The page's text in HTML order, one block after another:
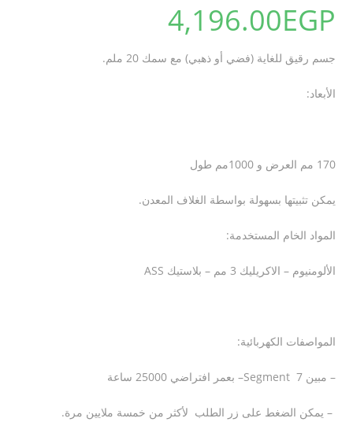
4,196.00EGP
جسم رقيق للغاية (فضي أو ذهبي) مع سمك 20 ملم .
الأبعاد:
170 مم العرض و 1000مم طول
يمكن تثبيتها بسهولة بواسطة الغلاف المعدن.
المواد الخام المستخدمة:
الألومنيوم – الاكريليك 3 مم – بلاستيك ASS
المواصفات الكهربائية:
– مبين 7 Segment– بعمر افتراضي 25000 ساعة
– يمكن الضغط على زر الطلب لأكثر من خمسة ملايين مرة.